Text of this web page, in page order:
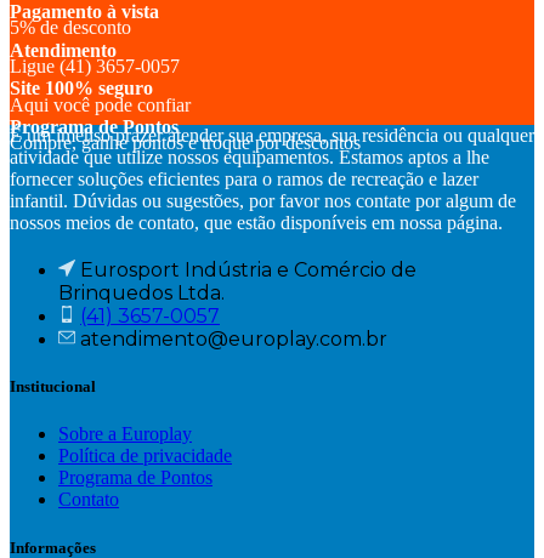
Pagamento à vista
5% de desconto
Atendimento
Ligue (41) 3657-0057
Site 100% seguro
Aqui você pode confiar
Programa de Pontos
Compre, ganhe pontos e troque por descontos
É um imenso prazer atender sua empresa, sua residência ou qualquer
atividade que utilize nossos equipamentos. Estamos aptos a lhe
fornecer soluções eficientes para o ramos de recreação e lazer
infantil. Dúvidas ou sugestões, por favor nos contate por algum de
nossos meios de contato, que estão disponíveis em nossa página.
Eurosport Indústria e Comércio de
Brinquedos Ltda.
(41) 3657-0057
atendimento@europlay.com.br
Institucional
Sobre a Europlay
Política de privacidade
Programa de Pontos
Contato
Informações